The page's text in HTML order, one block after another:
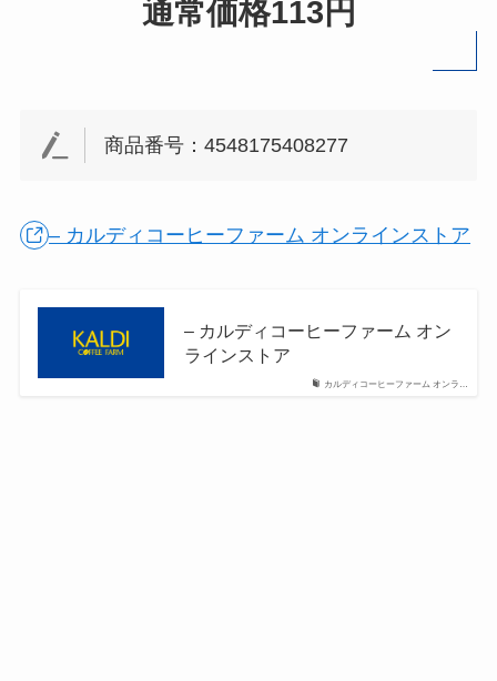
通常価格113円
商品番号：4548175408277
– カルディコーヒーファーム オンラインストア
カルディコーヒーファーム オンラ…
– カルディコーヒーファーム オン
ラインストア